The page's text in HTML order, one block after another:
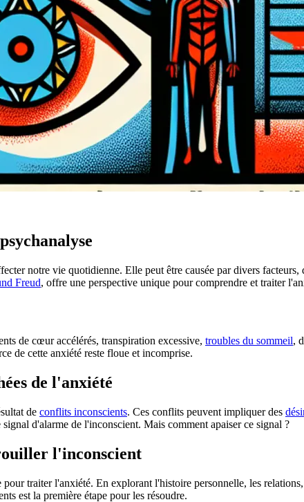
notre vie quotidienne. Elle peut être causée par divers
Freud, offre une perspective unique pour comprendre et traiter
de cœur accélérés, transpiration excessive, troubles du sommeil,
de cette anxiété reste floue et incomprise.
de l'anxiété
de conflits inconscients. Ces conflits peuvent impliquer des
d'alarme de l'inconscient. Mais comment apaiser ce signal ?
l'inconscient
traiter l'anxiété. En explorant l'histoire personnelle, les
est la première étape pour les résoudre.